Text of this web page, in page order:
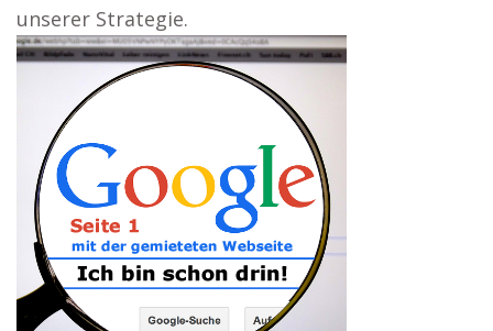
unserer Strategie.